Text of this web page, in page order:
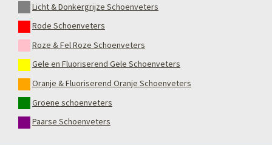
Licht & Donkergrijze Schoenveters
Rode Schoenveters
Roze & Fel Roze Schoenveters
Gele en Fluoriserend Gele Schoenveters
Oranje & Fluoriserend Oranje Schoenveters
Groene schoenveters
Paarse Schoenveters